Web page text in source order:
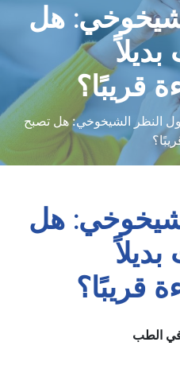
هل
قريبًا؟
النظر الشيخوخي: هل تصبح
هل
قريبًا؟
الطب